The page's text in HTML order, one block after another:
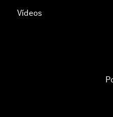
Vídeos